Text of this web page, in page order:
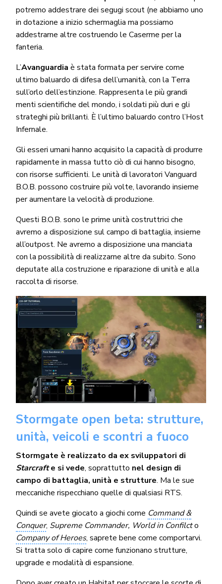
potremo addestrare dei segugi scout (ne abbiamo uno
in dotazione a inizio schermaglia ma possiamo
addestrarne altre costruendo le Caserme per la
fanteria.
L’Avanguardia è stata formata per servire come
ultimo baluardo di difesa dell’umanità, con la Terra
sull’orlo dell’estinzione. Rappresenta le più grandi
menti scientifiche del mondo, i soldati più duri e gli
strateghi più brillanti. È l’ultimo baluardo contro l’Host
Infernale.
Gli esseri umani hanno acquisito la capacità di produrre
rapidamente in massa tutto ciò di cui hanno bisogno,
con risorse sufficienti. Le unità di lavoratori Vanguard
B.O.B. possono costruire più volte, lavorando insieme
per aumentare la velocità di produzione.
Questi B.O.B. sono le prime unità costruttrici che
avremo a disposizione sul campo di battaglia, insieme
all’outpost. Ne avremo a disposizione una manciata
con la possibilità di realizzarne altre da subito. Sono
deputate alla costruzione e riparazione di unità e alla
raccolta di risorse.
Stormgate open beta: strutture,
unità, veicoli e scontri a fuoco
Stormgate è realizzato da ex sviluppatori di
Starcrafte si vede, soprattutto nel design di
campo di battaglia, unità e strutture. Ma le sue
meccaniche rispecchiano quelle di qualsiasi RTS.
Quindi se avete giocato a giochi come Command &
Conquer, Supreme Commander, World in Confilcto
Company of Heroes, saprete bene come comportarvi.
Si tratta solo di capire come funzionano strutture,
upgrade e modalità di espansione.